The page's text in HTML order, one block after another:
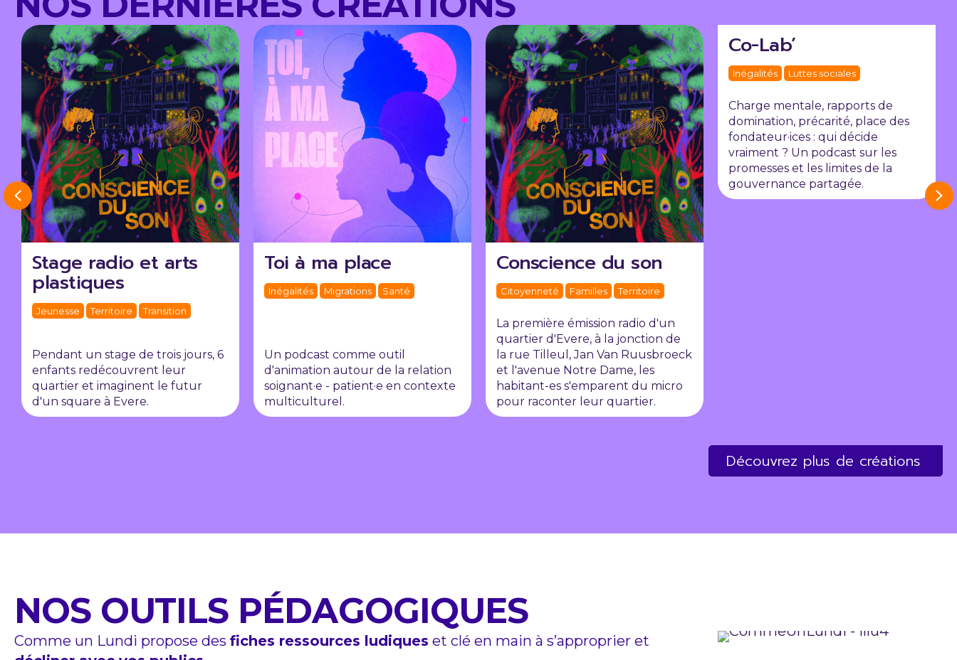
Stage radio et arts
plastiques
Jeunesse Territoire Transition
Pendant un stage de trois jours, 6
enfants redécouvrent leur
quartier et imaginent le futur
d'un square à Evere.
Toi à ma place
Inégalités Migrations Santé
Un podcast comme outil
d'animation autour de la relation
soignant·e - patient·e en contexte
multiculturel.
Conscience du son
Citoyenneté Familles Territoire
La première émission radio d'un
quartier d'Evere, à la jonction de
la rue Tilleul, Jan Van Ruusbroeck
et l'avenue Notre Dame, les
habitant-es s'emparent du micro
pour raconter leur quartier.
Co-Lab’
Inégalités Luttes sociales
Charge mentale, rapports de
domination, précarité, place des
fondateur·ices : qui décide
vraiment ? Un podcast sur les
promesses et les limites de la
gouvernance partagée.
Previous
Découvrez plus de créations
NOS OUTILS PÉDAGOGIQUES
Comme un Lundi propose des fiches ressources ludiques et clé en main à s’approprier et